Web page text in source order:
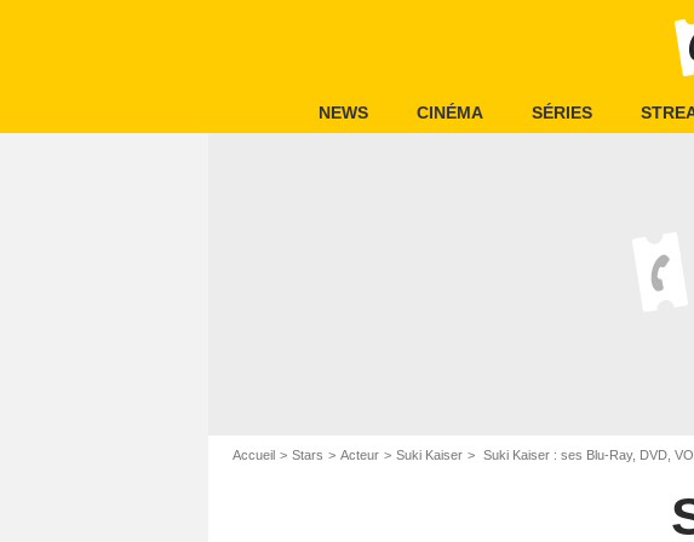
NEWS CINÉMA SÉRIES
Accueil Stars Acteur Suki Kaiser Suki Kaiser : ses Blu-Ray, DVD,